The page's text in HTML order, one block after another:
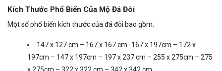
Kích Thước Phổ Biến Của Mộ Đá Đôi
Một số phổ biến kích thước của đá đôi bao gồm:
147 x 127 cm – 167 x 167 cm- 167 x 197cm – 172 x
197cm – 147 x 197cm – 197 x 237 cm – 255 x 275cm – 275